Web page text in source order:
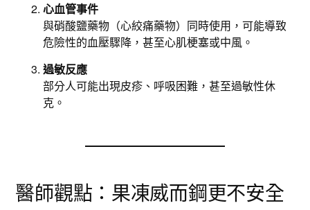
心血管事件
與硝酸鹽藥物（心絞痛藥物）同時使用，可能導致
危險性的血壓驟降，甚至心肌梗塞或中風。
過敏反應
部分人可能出現皮疹、呼吸困難，甚至過敏性休
克。
醫師觀點：果凍威而鋼更不安全